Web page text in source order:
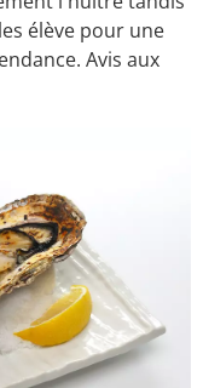
élève pour une
Avis aux